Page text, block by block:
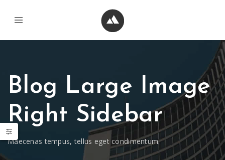
Blog Large Image
Right Sidebar
Maecenas tempus, tellus eget condimentum.